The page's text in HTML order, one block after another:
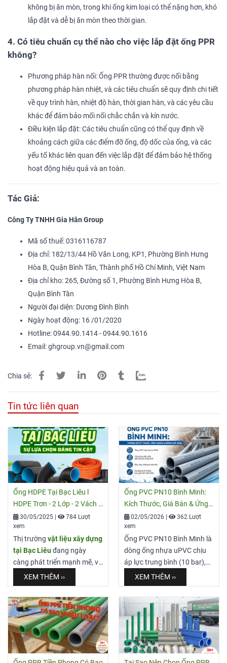
không bị ăn mòn, trong khi ống kim loại có thể nặng hơn, khó
lắp đặt và dễ bị ăn mòn theo thời gian.
4. Có tiêu chuẩn cụ thể nào cho việc lắp đặt ống PPR
không?
Phương pháp hàn nối: Ống PPR thường được nối bằng
phương pháp hàn nhiệt, và các tiêu chuẩn sẽ quy định chi tiết
về quy trình hàn, nhiệt độ hàn, thời gian hàn, và các yêu cầu
khác để đảm bảo mối nối chắc chắn và kín nước.
Điều kiện lắp đặt: Các tiêu chuẩn cũng có thể quy định về
khoảng cách giữa các điểm đỡ ống, độ dốc của ống, và các
yếu tố khác liên quan đến việc lắp đặt để đảm bảo hệ thống
hoạt động hiệu quả và an toàn.
Tác Giả:
Công Ty TNHH Gia Hân Group
Mã số thuế: 0316116787
Địa chỉ: 182/13/44 Hồ Văn Long, KP1, Phường Bình Hưng
Hòa B, Quận Bình Tân, Thành phố Hồ Chí Minh, Việt Nam
Địa chỉ kho: 265, Đường số 1, Phường Bình Hưng Hòa B,
Quận Bình Tân
Người đại diện: Dương Đình Bình
Ngày hoạt động: 16 /01/2020
Hotline: 0944.90.1414 - 0944.90.1616
Email: ghgroup.vn@gmail.com
Chia sẻ:
Tin tức liên quan
Ống HDPE Tại Bạc Liêu l
HDPE Trơn - 2 Lớp - 2 Vách -
Xoắn Cam
30/05/2025
784 Lượt
xem
Thị trường vật liệu xây dựng
tại Bạc Liêuđang ngày
càng phát triển mạnh mẽ, và
ống HDPE (High-Density
Polyethylene) là một lựa
chọn hàng đầu cho nhiều dự
án từ cấp thoát nước, hạ
tầng ngầm điện đến tưới tiêu
nông nghiệp. Với những đặc
tính vượt trội về độ bền, tuổi
thọ và khả năng chịu được
XEM THÊM ››
Ống PVC PN10 Bình Minh:
Kích Thước, Giá Bán & Ứng
Dụng
02/05/2026
362 Lượt
xem
Ống PVC PN10 Bình Minh là
dòng ống nhựa uPVC chịu
áp lực trung bình (10 bar),
sản xuất theo tiêu chuẩn
ISO 1452 / TCVN 8491,
chuyên dùng cho hệ thống
cấp nước dân dụng và công
trình. Sản phẩm có độ bền
cao (>50 năm), chống ăn
mòn, dễ thi công và chi phí
tối ưu hơn HDPE. PN10 phù
XEM THÊM ››